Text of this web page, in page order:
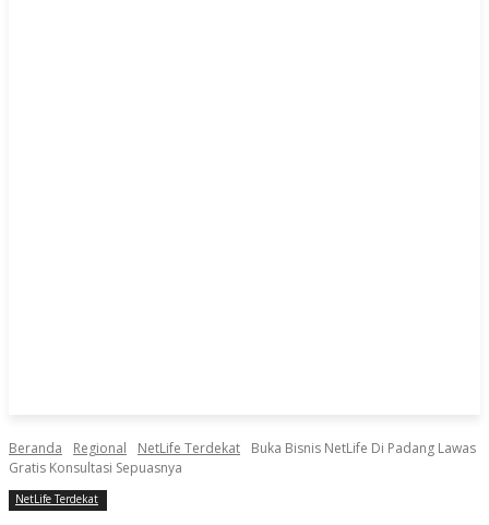
Beranda Regional NetLife Terdekat
Buka Bisnis NetLife Di Padang Lawas
Gratis Konsultasi Sepuasnya
NetLife Terdekat